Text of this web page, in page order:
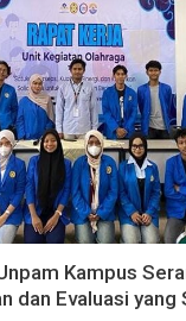
Kampus
dan Evaluasi yang